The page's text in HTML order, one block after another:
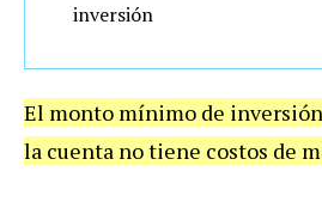
inversión
El monto mínimo de inversión
la cuenta no tiene costos de